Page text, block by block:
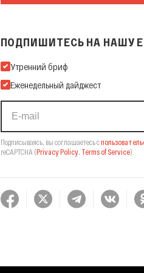
ПОДПИШИТЕСЬ НА НАШУ
Подпишитесь на нашу Email-
Утренний бриф
Еженедельный дайджест
Подписываясь, вы соглашаетесь с
reCAPTCHA (Privacy Policy, Terms of Service).